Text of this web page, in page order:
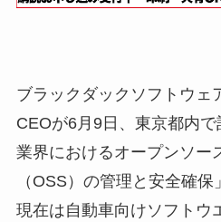
ブラックダックソフトウェ
CEOが6月9日、東京都内
業界におけるオープンソー
（OSS）の管理と安全確保
現在は自動車向けソフトウ